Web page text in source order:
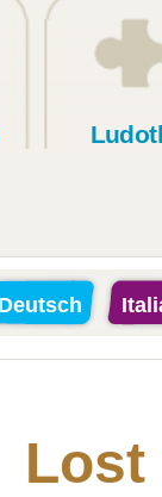
Deutsch
Lost